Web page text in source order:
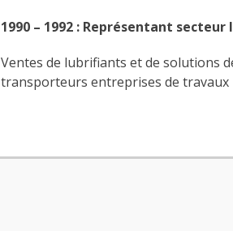
1990 – 1992 : Représentant
Ventes de lubrifiants et de solutions
transporteurs entreprises de travaux